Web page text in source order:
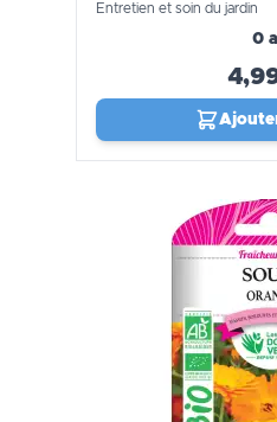
Entretien et soin du jardin
0